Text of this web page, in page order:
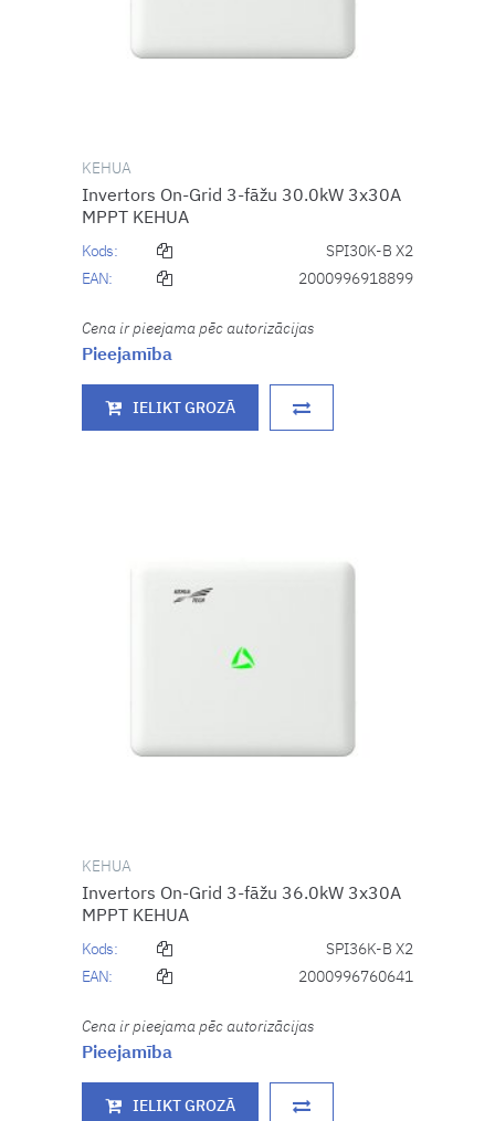
KEHUA
Invertors On-Grid 3-fāžu 30.0kW 3x30A
MPPT KEHUA
Kods:
SPI30K-B X2
EAN:
2000996918899
Cena ir pieejama pēc autorizācijas
Pieejamība
IELIKT GROZĀ
KEHUA
Invertors On-Grid 3-fāžu 36.0kW 3x30A
MPPT KEHUA
Kods:
SPI36K-B X2
EAN:
2000996760641
Cena ir pieejama pēc autorizācijas
Pieejamība
IELIKT GROZĀ